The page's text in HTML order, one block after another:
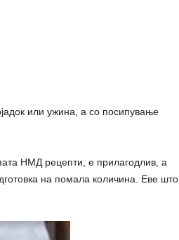
или ужина, а со посипување
НМД рецепти, е прилагодлив, а
на помала количина. Еве што